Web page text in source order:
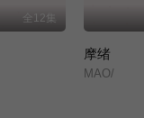
全12集
摩绪
MAO/